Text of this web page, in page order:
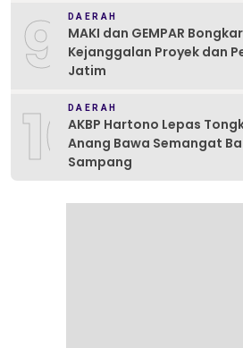
9 DAERAH
MAKI dan GEMPAR
Kejanggalan Proyek dan
Jatim
10DAERAH
AKBP Hartono Lepas
Anang Bawa Semangat
Sampang